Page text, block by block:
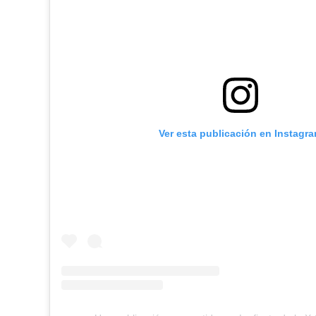
Ver esta publicación en